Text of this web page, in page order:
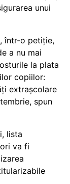
unui
într-o petiție,
a nu mai
la plata
copiilor:
extrașcolare
spun
lista
va fi